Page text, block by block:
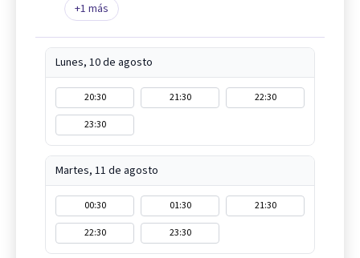
+1 más
Lunes, 10 de agosto
20:30 21:30
22:30
23:30
Martes, 11 de agosto
00:30 01:30
21:30
22:30
23:30